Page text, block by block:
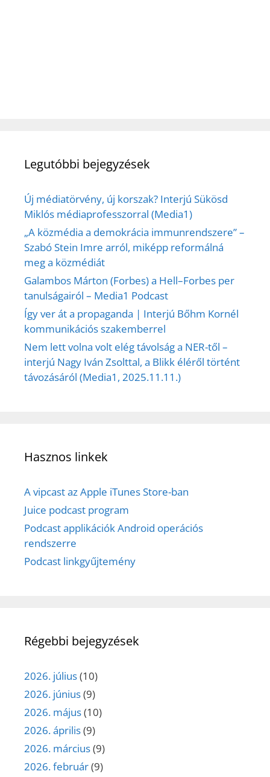
Legutóbbi bejegyzések
Új médiatörvény, új korszak? Interjú Sükösd
Miklós médiaprofesszorral (Media1)
„A közmédia a demokrácia immunrendszere” –
Szabó Stein Imre arról, miképp reformálná
meg a közmédiát
Galambos Márton (Forbes) a Hell–Forbes per
tanulságairól – Media1 Podcast
Így ver át a propaganda | Interjú Bőhm Kornél
kommunikációs szakemberrel
Nem lett volna volt elég távolság a NER-től –
interjú Nagy Iván Zsolttal, a Blikk éléről történt
távozásáról (Media1, 2025.11.11.)
Hasznos linkek
A vipcast az Apple iTunes Store-ban
Juice podcast program
Podcast applikációk Android operációs
rendszerre
Podcast linkgyűjtemény
Régebbi bejegyzések
2026. július(10)
2026. június(9)
2026. május(10)
2026. április(9)
2026. március(9)
2026. február(9)